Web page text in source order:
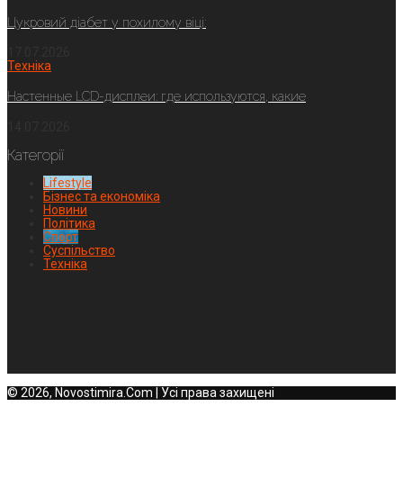
Цукровий діабет у похилому віці:
Техніка
Настенные LCD-дисплеи: где используются, какие
Категорії
Lifestyle
Бізнес та економіка
Новини
Політика
Спорт
Суспільство
Техніка
© 2026, Novostimira.Com | Усі права захищені